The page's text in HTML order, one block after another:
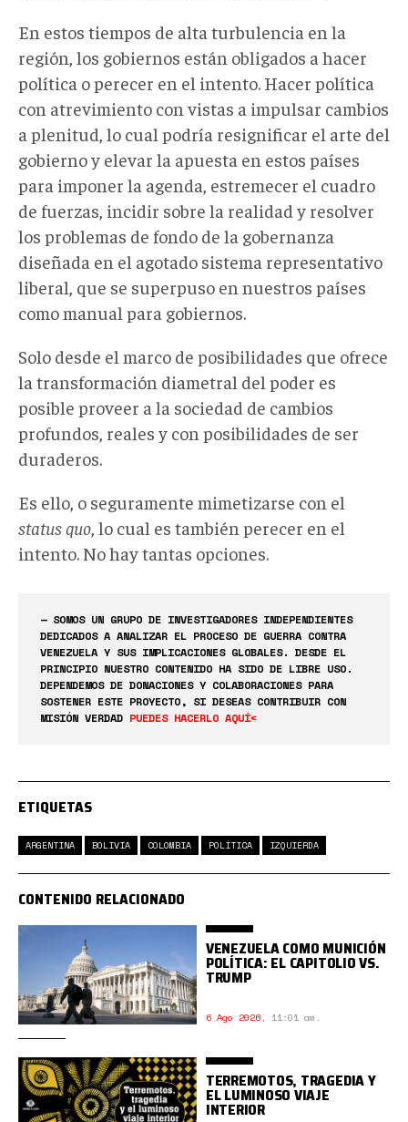
En estos tiempos de alta turbulencia en la
región, los gobiernos están obligados a hacer
política o perecer en el intento. Hacer política
con atrevimiento con vistas a impulsar cambios
a plenitud, lo cual podría resignificar el arte del
gobierno y elevar la apuesta en estos países
para imponer la agenda, estremecer el cuadro
de fuerzas, incidir sobre la realidad y resolver
los problemas de fondo de la gobernanza
diseñada en el agotado sistema representativo
liberal, que se superpuso en nuestros países
como manual para gobiernos.
Solo desde el marco de posibilidades que ofrece
la transformación diametral del poder es
posible proveer a la sociedad de cambios
profundos, reales y con posibilidades de ser
duraderos.
Es ello, o seguramente mimetizarse con el
status quo , lo cual es también perecer en el
intento. No hay tantas opciones.
— SOMOS UN GRUPO DE INVESTIGADORES INDEPENDIENTES
DEDICADOS A ANALIZAR EL PROCESO DE GUERRA CONTRA
VENEZUELA Y SUS IMPLICACIONES GLOBALES. DESDE EL
PRINCIPIO NUESTRO CONTENIDO HA SIDO DE LIBRE USO.
DEPENDEMOS DE DONACIONES Y COLABORACIONES PARA
SOSTENER ESTE PROYECTO, SI DESEAS CONTRIBUIR CON
MISIÓN VERDAD PUEDES HACERLO AQUÍ<
ETIQUETAS
ARGENTINA BOLIVIA COLOMBIA POLÍTICA IZQUIERDA
CONTENIDO RELACIONADO
VENEZUELA COMO MUNICIÓN
POLÍTICA: EL CAPITOLIO VS.
TRUMP
6 Ago 2026, 11:01 am.
TERREMOTOS, TRAGEDIA Y
EL LUMINOSO VIAJE
INTERIOR